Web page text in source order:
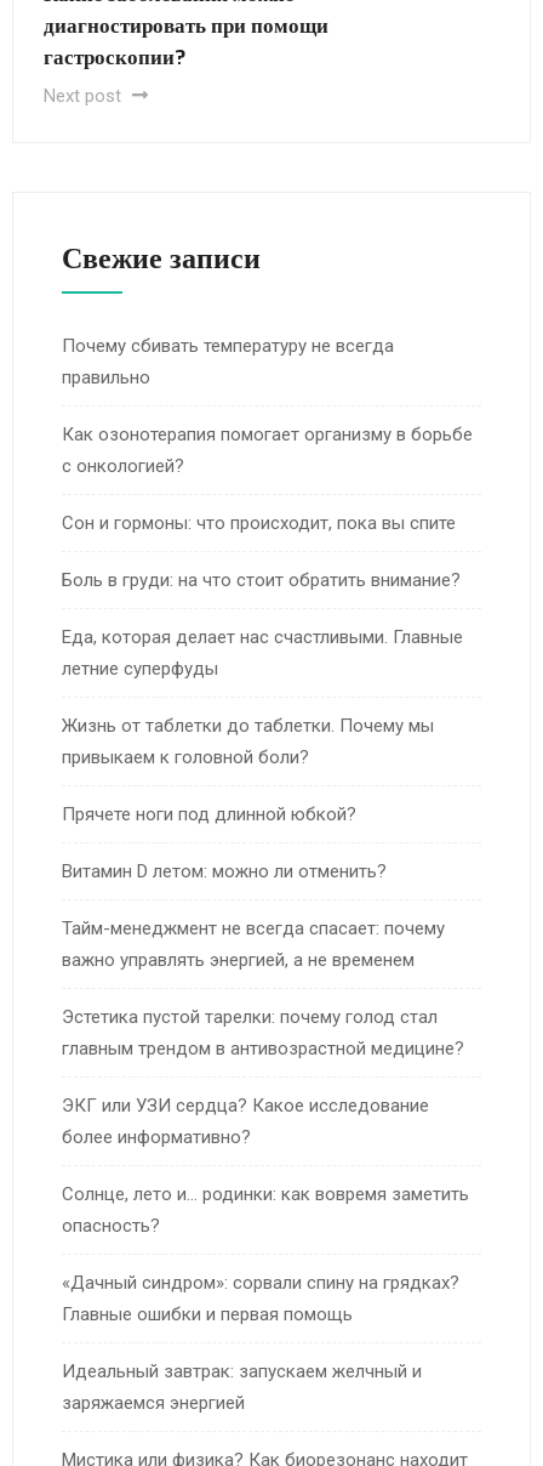
диагностировать при помощи
гастроскопии?
Next post
Свежие записи
Почему сбивать температуру не всегда
правильно
Как озонотерапия помогает организму в борьбе
с онкологией?
Сон и гормоны: что происходит, пока вы спите
Боль в груди: на что стоит обратить внимание?
Еда, которая делает нас счастливыми. Главные
летние суперфуды
Жизнь от таблетки до таблетки. Почему мы
привыкаем к головной боли?
Прячете ноги под длинной юбкой?
Витамин D летом: можно ли отменить?
Тайм-менеджмент не всегда спасает: почему
важно управлять энергией, а не временем
Эстетика пустой тарелки: почему голод стал
главным трендом в антивозрастной медицине?
ЭКГ или УЗИ сердца? Какое исследование
более информативно?
Солнце, лето и… родинки: как вовремя заметить
опасность?
«Дачный синдром»: сорвали спину на грядках?
Главные ошибки и первая помощь
Идеальный завтрак: запускаем желчный и
заряжаемся энергией
Мистика или физика? Как биорезонанс находит